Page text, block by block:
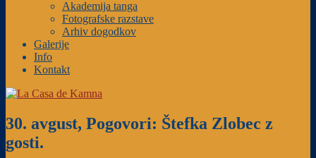
Akademija tanga
Fotografske razstave
Arhiv dogodkov
Galerije
Info
Kontakt
30. avgust, Pogovori: Štefka Zlobec z
gosti.